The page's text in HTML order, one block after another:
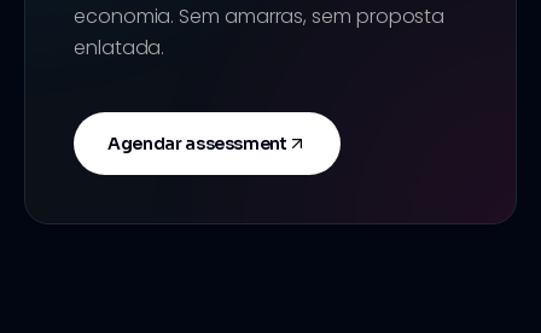
economia. Sem amarras, sem proposta
enlatada.
Agendar assessment